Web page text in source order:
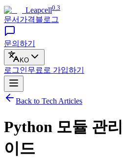
Leapcell0.3
문서 가격블로그
문의하기
KO
로그인무료로 가입하기
Back to Tech Articles
Python 모듈 관
이드